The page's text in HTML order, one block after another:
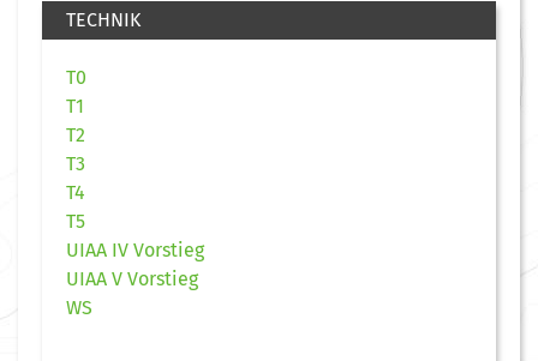
TECHNIK
T0
T1
T2
T3
T4
T5
UIAA IV Vorstieg
UIAA V Vorstieg
WS